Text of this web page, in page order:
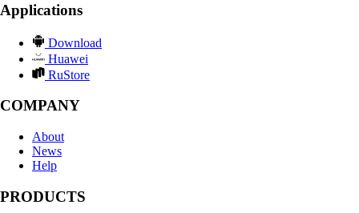
Applications
Download
Huawei
RuStore
COMPANY
About
News
Help
PRODUCTS